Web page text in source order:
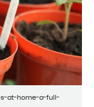
at-home-a-full-